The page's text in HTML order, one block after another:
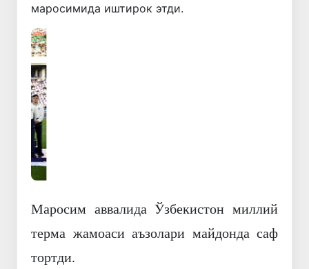
маросимида иштирок этди.
Маросим аввалида Ўзбекистон миллий
терма жамоаси аъзолари майдонда саф
тортди.